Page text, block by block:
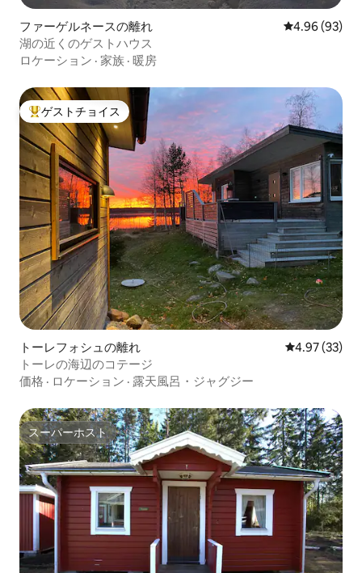
ファーゲルネースの離れ レビュー93
4.96 (93)
湖の近くのゲストハウス
ロケーション · 家族 · 暖房
大好評のゲストチョイスです。
ゲストチョイス
トーレフォシュの離れ レビュー33
4.97 (33)
トーレの海辺のコテージ
価格 · ロケーション · 露天風呂・ジャグジー
スーパーホスト
スーパーホスト